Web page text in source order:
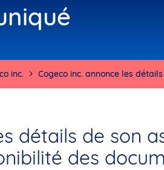
inc. Cogeco inc. annonce les
détails de son
des